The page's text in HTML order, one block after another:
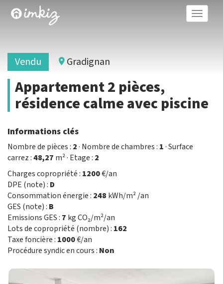
Toggle
Vendu Gradignan
Appartement 2 pièces,
résidence calme avec piscine
Informations clés
Nombre de pièces : 2· Nombre de chambres : 1· Surface
carrez :48,27 m² · Etage : 2
Charges copropriété : 1200€/an
DPE (note) : D
Consommation énergie : 248 kWh/m² /an
GES (note) : B
Emissions GES : 7 kg CO₂/m²/an
Lots de copropriété (nombre) : 162
Taxe foncière : 1000€/an
Procédure syndic en cours : Non